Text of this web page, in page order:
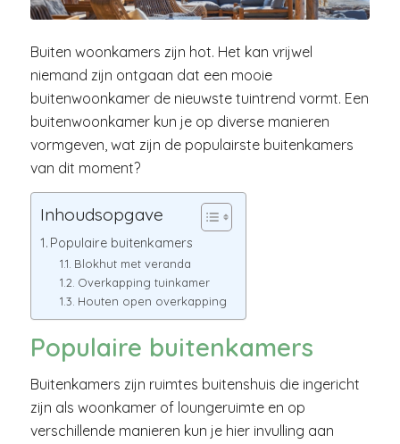
Buiten woonkamers zijn hot. Het kan vrijwel
niemand zijn ontgaan dat een mooie
buitenwoonkamer de nieuwste tuintrend vormt. Een
buitenwoonkamer kun je op diverse manieren
vormgeven, wat zijn de populairste buitenkamers
van dit moment?
Inhoudsopgave
Populaire buitenkamers
Blokhut met veranda
Overkapping tuinkamer
Houten open overkapping
Populaire buitenkamers
Buitenkamers zijn ruimtes buitenshuis die ingericht
zijn als woonkamer of loungeruimte en op
verschillende manieren kun je hier invulling aan